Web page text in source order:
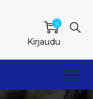
0
Kirjaudu